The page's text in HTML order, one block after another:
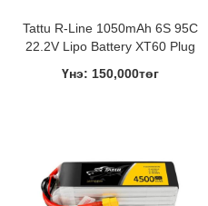
Tattu R-Line 1050mAh 6S 95C
22.2V Lipo Battery XT60 Plug
Үнэ: 150,000төг